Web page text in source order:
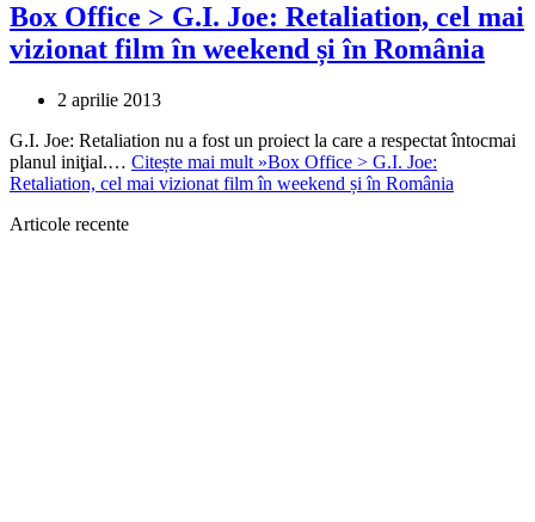
Box Office > G.I. Joe: Retaliation, cel mai
vizionat film în weekend și în România
2 aprilie 2013
G.I. Joe: Retaliation nu a fost un proiect la care a respectat întocmai
planul iniţial.… Citește mai mult »Box Office > G.I. Joe:
Retaliation, cel mai vizionat film în weekend și în România
Articole recente